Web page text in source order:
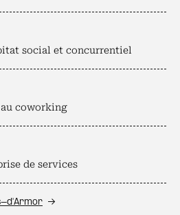
social et concurrentiel
au coworking
de services
d'Armor